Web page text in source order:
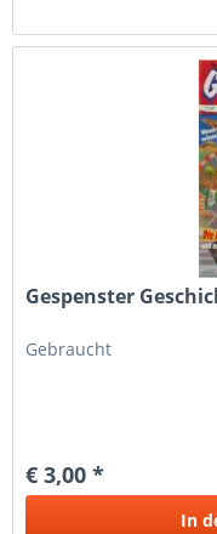
Gespenster
Gebraucht
€ 3,00 *
In